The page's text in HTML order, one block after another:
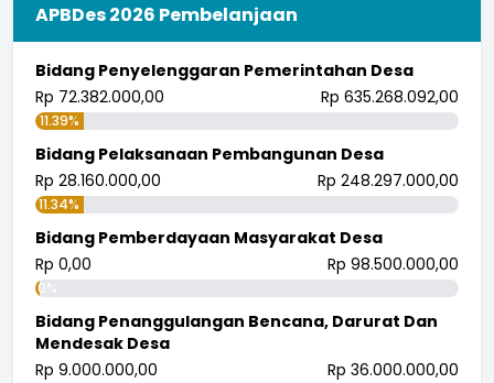
APBDes 2026 Pembelanjaan
Bidang Penyelenggaran Pemerintahan Desa
Rp 72.382.000,00
Rp 635.268.092,00
11.39%
Bidang Pelaksanaan Pembangunan Desa
Rp 28.160.000,00
Rp 248.297.000,00
11.34%
Bidang Pemberdayaan Masyarakat Desa
Rp 0,00
Rp 98.500.000,00
0%
Bidang Penanggulangan Bencana, Darurat Dan
Mendesak Desa
Rp 9.000.000,00
Rp 36.000.000,00